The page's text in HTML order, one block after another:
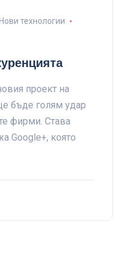
Нови технологии
проект на
бъде голям удар
фирми. Става
Google+, която